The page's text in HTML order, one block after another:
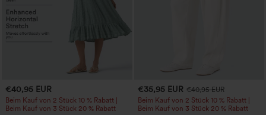
€40,95 EUR
Beim Kauf von 2 Stück 10 % Rabatt |
Beim Kauf von 3 Stück 20 % Rabatt
€35,95 EUR €40,95 EUR
Beim Kauf von 2 Stück 10 % Rabatt |
Beim Kauf von 3 Stück 20 % Rabatt